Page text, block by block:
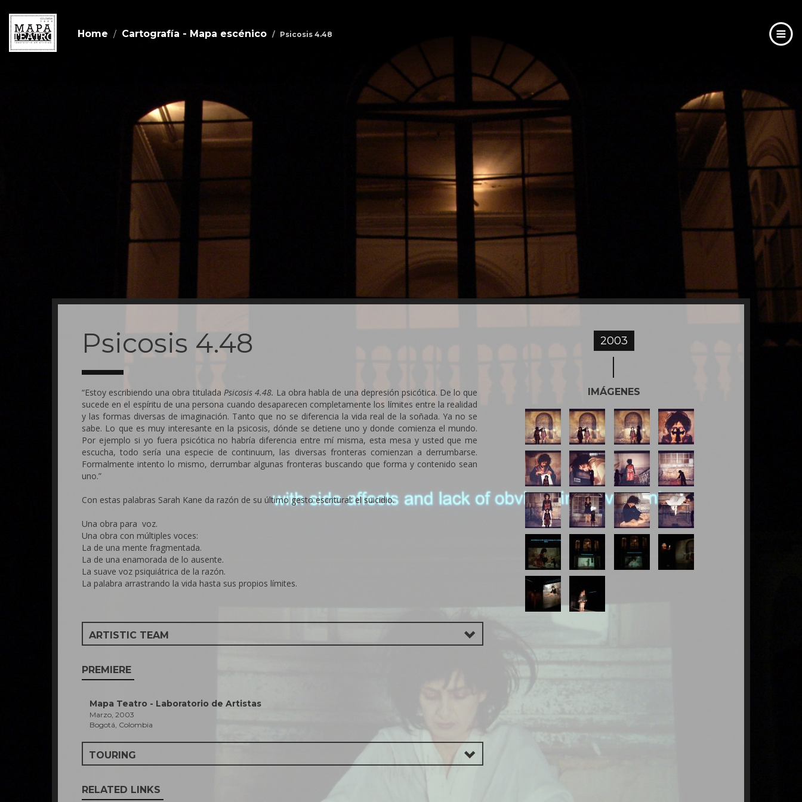
Home Cartografía - Mapa escénico Psicosis 4.48
Psicosis 4.48
“Estoy escribiendo una obra titulada Psicosis 4.48. La obra habla de una depresión psicótica. De lo que
sucede en el espíritu de una persona cuando desaparecen completamente los límites entre la realidad
y las formas diversas de imaginación. Tanto que no se diferencia la vida real de la soñada. Ya no se
sabe. Lo que es muy interesante en la psicosis, dónde se detiene uno y donde comienza el mundo.
Por ejemplo si yo fuera psicótica no habría diferencia entre mí misma, esta mesa y usted que me
escucha, todo sería una especie de continuum, las diversas fronteras comienzan a derrumbarse.
Formalmente intento lo mismo, derrumbar algunas fronteras buscando que forma y contenido sean
uno.”
Con estas palabras Sarah Kane da razón de su último gesto escritural: el suicidio.
Una obra para voz.
Una obra con múltiples voces:
La de una mente fragmentada.
La de una enamorada de lo ausente.
La suave voz psiquiátrica de la razón.
La palabra arrastrando la vida hasta sus propios límites.
ARTISTIC TEAM
PREMIERE
Mapa Teatro - Laboratorio de Artistas
Marzo, 2003
Bogotá, Colombia
TOURING
RELATED LINKS
2003
IMÁGENES
01-
PSICOSIS.jpg
02-
PSICOSIS.jpg
03-
psicosis.jpg
04-
PSICOSIS.jpg
05-
PSICOSIS.jpg
06-
PSICOSIS.jpg
07-
PSICOSIS.jpg
08-
PSICOSIS.jpg
09-
PSICOSIS.jpg
10-
PSICOSIS.jpg
11-
PSICOSIS.jpg
12-
PSICOSIS.jpg
13-
PSICOSIS.jpg
14-
PSICOSIS.jpg
15-
PSICOSIS.jpgPSICOSIS.jpg
17-
PSICOSIS.jpgPSICOSIS.jpg